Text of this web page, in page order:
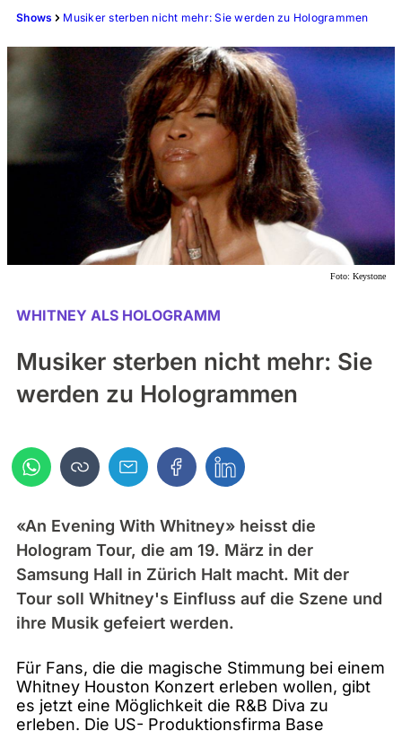
Shows Musiker sterben nicht mehr: Sie werden zu Hologrammen
Foto: Keystone
WHITNEY ALS HOLOGRAMM
Musiker sterben nicht mehr: Sie
werden zu Hologrammen
«An Evening With Whitney» heisst die
Hologram Tour, die am 19. März in der
Samsung Hall in Zürich Halt macht. Mit der
Tour soll Whitney's Einfluss auf die Szene und
ihre Musik gefeiert werden.
Für Fans, die die magische Stimmung bei einem
Whitney Houston Konzert erleben wollen, gibt
es jetzt eine Möglichkeit die R&B Diva zu
erleben. Die US- Produktionsfirma Base